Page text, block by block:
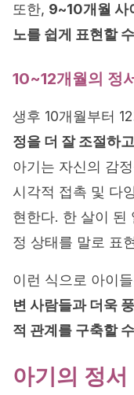
또한, 9~10개월 사
노를 쉽게 표현할
10~12개월의 정
생후 10개월부터
정을 더 잘 조절하
아기는 자신의 감
시각적 접촉 및 다
현한다. 한 살이 된
정 상태를 말로 표
이런 식으로 아이
변 사람들과 더욱
적 관계를 구축할
아기의 정서